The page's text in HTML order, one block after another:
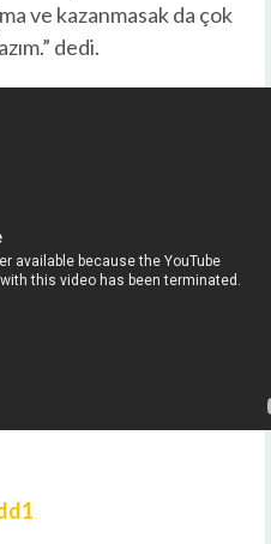
ve kazanmasak da çok
dedi.